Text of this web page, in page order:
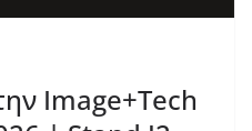
Image+Tech